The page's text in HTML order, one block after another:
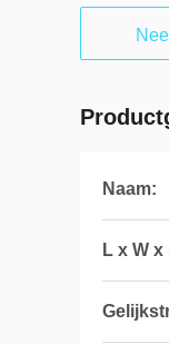
Naam:
L x W x